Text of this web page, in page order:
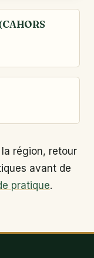
région, retour
avant de
pratique.